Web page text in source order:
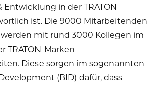
Entwicklung in der TRATON
ist. Die 9000 Mitarbeitenden
mit rund 3000 Kollegen im
TRATON-Marken
Diese sorgen im sogenannten
(BID) dafür, dass